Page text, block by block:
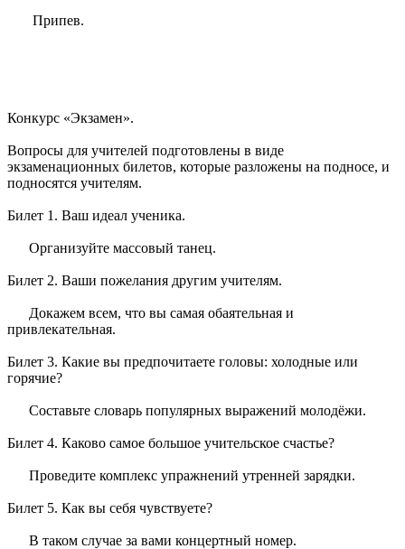
Припев.
Конкурс «Экзамен».
Вопросы для учителей подготовлены в виде
экзаменационных билетов, которые разложены на подносе, и
подносятся учителям.
Билет 1. Ваш идеал ученика.
Организуйте массовый танец.
Билет 2. Ваши пожелания другим учителям.
Докажем всем, что вы самая обаятельная и
привлекательная.
Билет 3. Какие вы предпочитаете головы: холодные или
горячие?
Составьте словарь популярных выражений молодёжи.
Билет 4. Каково самое большое учительское счастье?
Проведите комплекс упражнений утренней зарядки.
Билет 5. Как вы себя чувствуете?
В таком случае за вами концертный номер.